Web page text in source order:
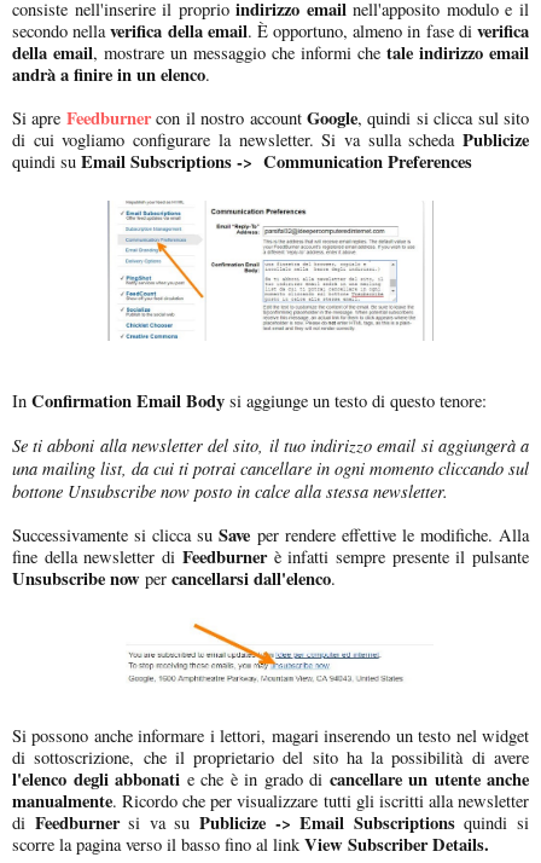
consiste nell'inserire il proprioindirizzo emailnell'apposito modulo e il
secondo nellaverifica della email. È opportuno, almeno in fase diverifica
della email, mostrare un messaggio che informi che tale indirizzo email
andrà a finire in un elenco.
Si apre Feedburnercon il nostro accountGoogle, quindi si clicca sul sito
di cui vogliamo configurare la newsletter. Si va sulla scheda Publicize
quindi su Email Subscriptions -> Communication Preferences
In Confirmation Email Body si aggiunge un testo di questo tenore:
Se ti abboni alla newsletter del sito, il tuo indirizzo email si aggiungerà a
una mailing list, da cui ti potrai cancellare in ogni momento cliccando sul
bottone Unsubscribe now posto in calce alla stessa newsletter.
Successivamente si clicca suSave per rendere effettive le modifiche. Alla
fine della newsletter di Feedburnerè infatti sempre presente il pulsante
Unsubscribe now per cancellarsi dall'elenco.
Si possono anche informare i lettori, magari inserendo un testo nel widget
di sottoscrizione, che il proprietario del sito ha la possibilità di avere
l'elenco degli abbonati e che è in grado di cancellare un utente anche
manualmente. Ricordo che per visualizzare tutti gli iscritti alla newsletter
di Feedburnersi va su Publicize -> Email Subscriptionsquindi si
scorre la pagina verso il basso fino al link View Subscriber Details.